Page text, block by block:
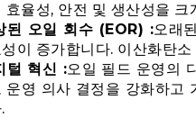
효율성, 안전 및 생산성을 크
된 오일 회수 (EOR) :오래
이 증가합니다. 이산화탄
털 혁신 :오일 필드 운영의
운영 의사 결정을 강화하고